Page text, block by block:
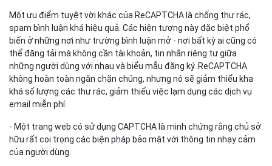
Một ưu điểm tuyệt vời khác của ReCAPTCHA là chống thư rác,
spam bình luận khá hiệu quả. Các hiện tượng này đặc biệt phổ
biến ở những nơi như trường bình luận mở - nơi bất kỳ ai cũng có
thể đăng tải mà không cần tài khoản, tin nhắn riêng tư giữa
những người dùng với nhau và biểu mẫu đăng ký. ReCAPTCHA
không hoàn toàn ngăn chặn chúng, nhưng nó sẽ giảm thiểu kha
khá số lượng các thư rác, giảm thiểu việc lạm dụng các dịch vụ
email miễn phí.
- Một trang web có sử dụng CAPTCHA là minh chứng rằng chủ sở
hữu rất coi trọng các biện pháp bảo mật với thông tin nhạy cảm
của người dùng.